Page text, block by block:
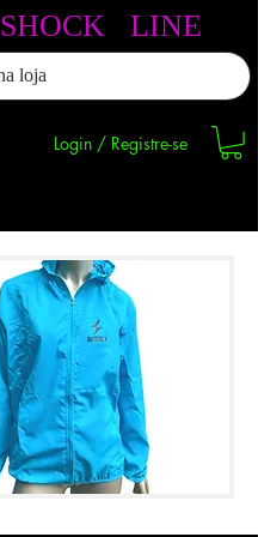
SHOCK LINE
Login / Registre-se